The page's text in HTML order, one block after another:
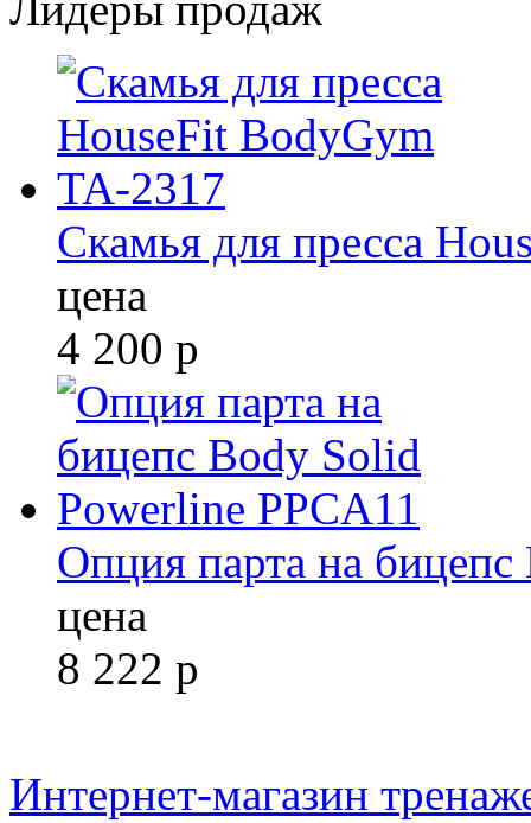
Скамья для пресса
цена
4 200 р
Опция парта на
цена
8 222 р
Интернет-магазин